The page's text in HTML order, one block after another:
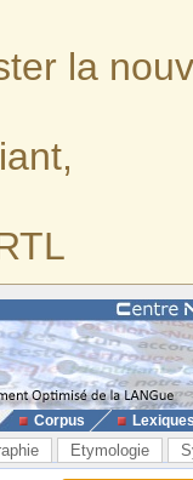
la
Corpus
Etymologie